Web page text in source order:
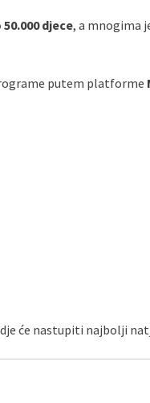
djece, a mnogima
putem platforme
će nastupiti najbolji